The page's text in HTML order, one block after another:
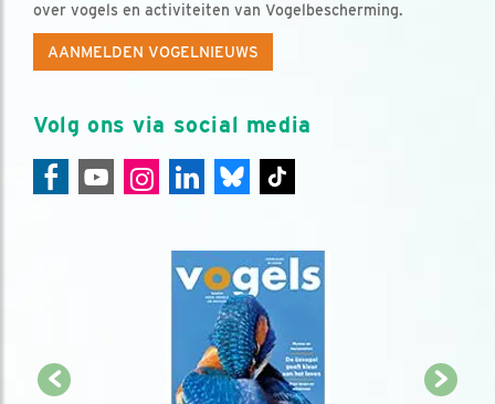
over vogels en activiteiten van Vogelbescherming.
AANMELDEN VOGELNIEUWS
Volg ons via social media